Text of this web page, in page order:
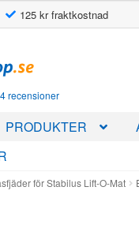
125 kr fraktkostnad
recensioner
PRODUKTER
för Stabilus Lift-O-Mat